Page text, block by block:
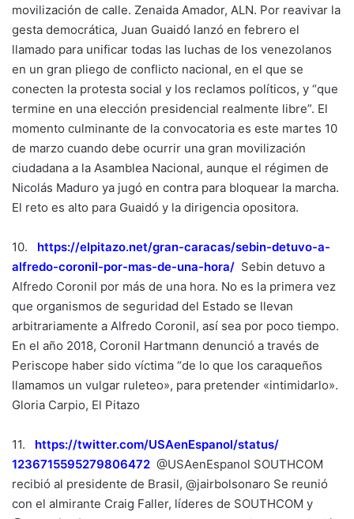
movilización de calle. Zenaida Amador, ALN. Por reavivar la
gesta democrática, Juan Guaidó lanzó en febrero el
llamado para unificar todas las luchas de los venezolanos
en un gran pliego de conflicto nacional, en el que se
conecten la protesta social y los reclamos políticos, y “que
termine en una elección presidencial realmente libre”. El
momento culminante de la convocatoria es este martes 10
de marzo cuando debe ocurrir una gran movilización
ciudadana a la Asamblea Nacional, aunque el régimen de
Nicolás Maduro ya jugó en contra para bloquear la marcha.
El reto es alto para Guaidó y la dirigencia opositora.
10. https://elpitazo.net/gran-caracas/sebin-detuvo-a-
alfredo-coronil-por-mas-de-una-hora/ Sebin detuvo a
Alfredo Coronil por más de una hora. No es la primera vez
que organismos de seguridad del Estado se llevan
arbitrariamente a Alfredo Coronil, así sea por poco tiempo.
En el año 2018, Coronil Hartmann denunció a través de
Periscope haber sido víctima “de lo que los caraqueños
llamamos un vulgar ruleteo», para pretender «intimidarlo».
Gloria Carpio, El Pitazo
11. https://twitter.com/USAenEspanol/status/
1236715595279806472 @USAenEspanol SOUTHCOM
recibió al presidente de Brasil, @jairbolsonaro Se reunió
con el almirante Craig Faller, líderes de SOUTHCOM y